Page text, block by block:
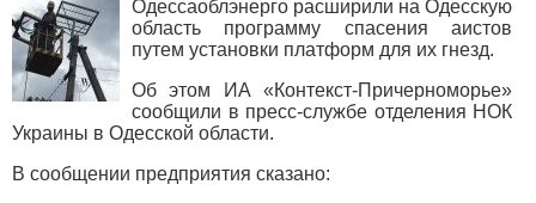
Одессаоблэнерго расширили на Одесскую
область программу спасения аистов
путем установки платформ для их гнезд.
Об этом ИА «Контекст-Причерноморье»
сообщили в пресс-службе отделения НОК
Украины в Одесской области.
В сообщении предприятия сказано: